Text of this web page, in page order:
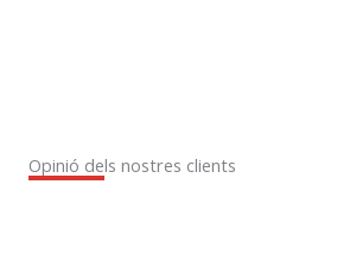
Opinió dels nostres clients